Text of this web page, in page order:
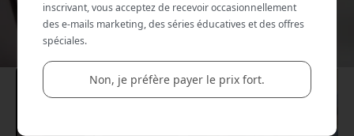
inscrivant, vous acceptez de recevoir occasionnellement
des e-mails marketing, des séries éducatives et des offres
spéciales.
Non, je préfère payer le prix fort.